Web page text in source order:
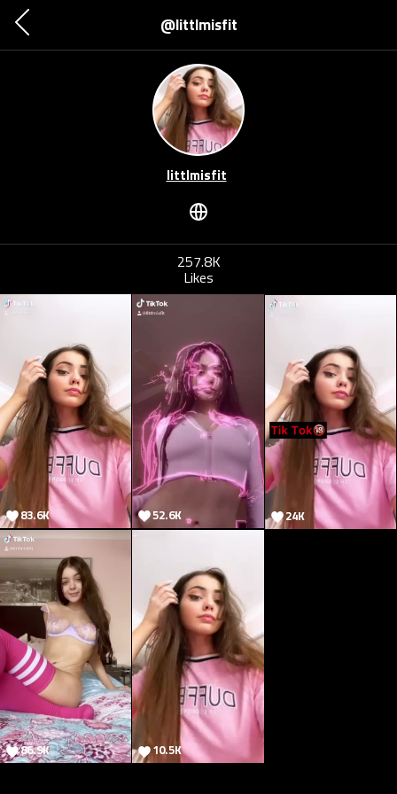
@littlmisfit
littlmisfit
257.8K
Likes
83.6K 52.6K 24K
86.9K 10.5K